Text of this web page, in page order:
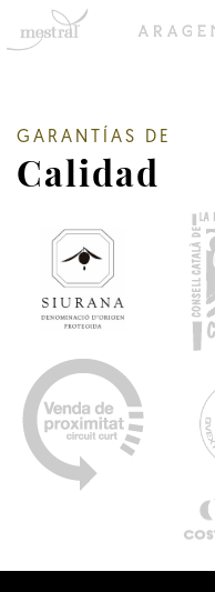
GARANTÍAS DE
Calidad